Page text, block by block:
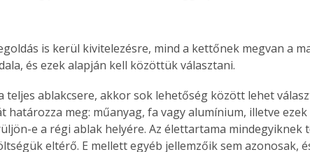
is kerül kivitelezésre, mind a kettőnek megvan a
és ezek alapján kell közöttük választani.
teljes ablakcsere, akkor sok lehetőség között lehet
határozza meg: műanyag, fa vagy alumínium, illetve
e a régi ablak helyére. Az élettartama mindegyiknek
eltérő. E mellett egyéb jellemzőik sem azonosak,